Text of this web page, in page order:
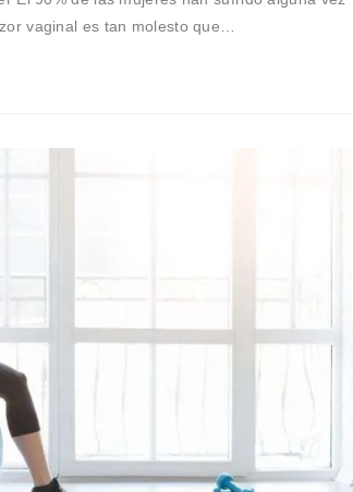
vaginal es tan molesto que…